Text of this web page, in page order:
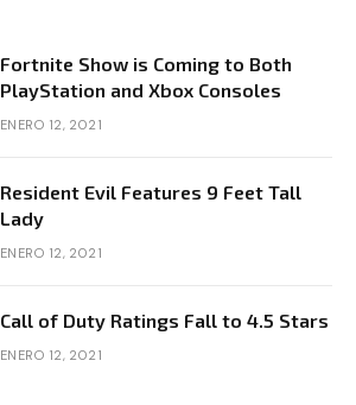
Fortnite Show is Coming to Both
PlayStation and Xbox Consoles
ENERO 12, 2021
Resident Evil Features 9 Feet Tall
Lady
ENERO 12, 2021
Call of Duty Ratings Fall to 4.5 Stars
ENERO 12, 2021